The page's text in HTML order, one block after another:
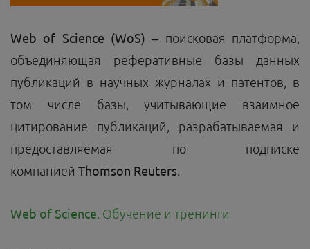
Web of Science (WoS) – поисковая платформа,
объединяющая реферативные базы данных
публикаций в научных журналах и патентов, в
том числе базы, учитывающие взаимное
цитирование публикаций, разрабатываемая и
предоставляемая по подписке
компанией Thomson Reuters.
Web of Science. Обучение и тренинги